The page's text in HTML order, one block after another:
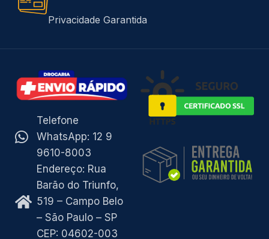
Privacidade Garantida
Telefone
WhatsApp: 12 9
9610-8003
Endereço: Rua
Barão do Triunfo,
519 – Campo Belo
– São Paulo – SP
CEP: 04602-003